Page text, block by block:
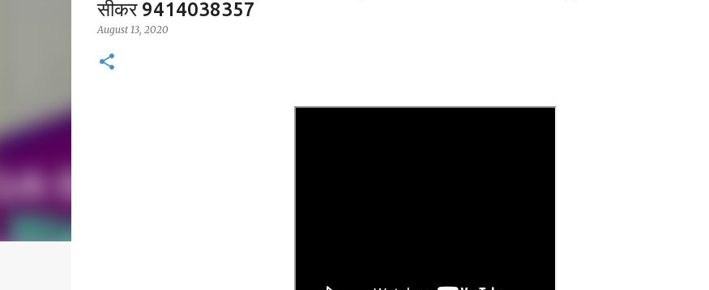
सीकर 9414038357
August 13, 2020